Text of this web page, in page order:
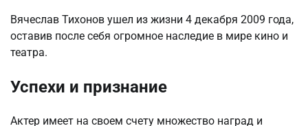
Вячеслав Тихонов ушел из жизни 4 декабря 2009 года,
оставив после себя огромное наследие в мире кино и
театра.
Успехи и признание
Актер имеет на своем счету множество наград и